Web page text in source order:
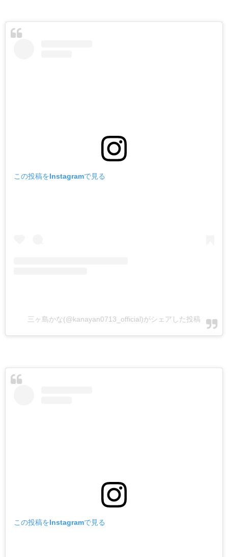
この投稿をInstagramで見る
三ヶ島かな(@kanayan0713_official)がシェアした投稿
この投稿をInstagramで見る